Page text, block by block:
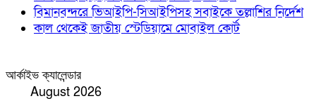
বিমানবন্দরে ভিআইপি-সিআইপিসহ সবাইকে তল্লাশির নির্দেশ
কাল থেকেই জাতীয় স্টেডিয়ামে মোবাইল কোর্ট
আর্কাইভ ক্যালেন্ডার
August 2026